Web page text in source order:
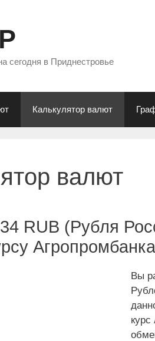
сегодня в Приднестровье
Калькулятор валют
валют
RUB (Рубля
Агропромбанка
Вы
курс